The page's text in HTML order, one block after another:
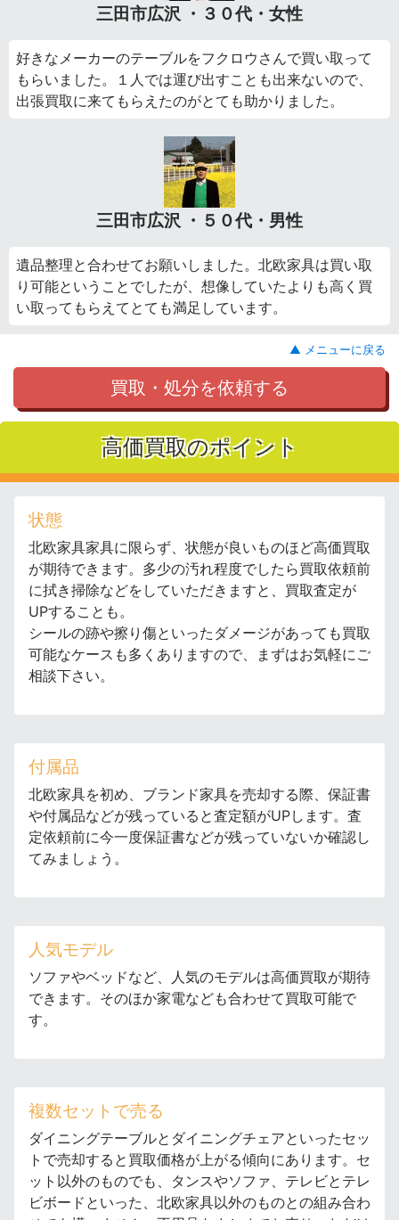
三田市広沢 ・３０代・女性
好きなメーカーのテーブルをフクロウさんで買い取って
もらいました。１人では運び出すことも出来ないので、
出張買取に来てもらえたのがとても助かりました。
三田市広沢 ・５０代・男性
遺品整理と合わせてお願いしました。北欧家具は買い取
り可能ということでしたが、想像していたよりも高く買
い取ってもらえてとても満足しています。
▲ メニューに戻る
買取・処分を依頼する
高価買取のポイント
状態
北欧家具家具に限らず、状態が良いものほど高価買取
が期待できます。多少の汚れ程度でしたら買取依頼前
に拭き掃除などをしていただきますと、買取査定が
UPすることも。
シールの跡や擦り傷といったダメージがあっても買取
可能なケースも多くありますので、まずはお気軽にご
相談下さい。
付属品
北欧家具を初め、ブランド家具を売却する際、保証書
や付属品などが残っていると査定額がUPします。査
定依頼前に今一度保証書などが残っていないか確認し
てみましょう。
人気モデル
ソファやベッドなど、人気のモデルは高価買取が期待
できます。そのほか家電なども合わせて買取可能で
す。
複数セットで売る
ダイニングテーブルとダイニングチェアといったセッ
トで売却すると買取価格が上がる傾向にあります。セ
ット以外のものでも、タンスやソファ、テレビとテレ
ビボードといった、北欧家具以外のものとの組み合わ